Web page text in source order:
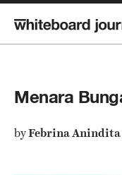
Menara
byFebrina Anindita